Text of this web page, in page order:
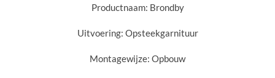
Productnaam: Brondby
Uitvoering: Opsteekgarnituur
Montagewijze: Opbouw